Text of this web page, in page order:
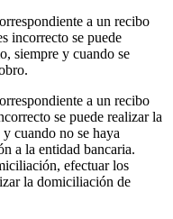
a un recibo
incorrecto se puede
siempre y cuando se
a un recibo
se puede realizar la
cuando no se haya
a la entidad bancaria.
efectuar los
la domiciliación de